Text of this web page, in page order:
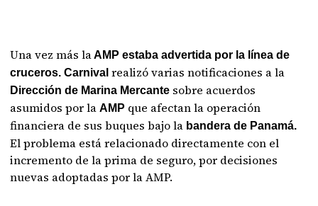
Una vez más laAMP estaba advertida por la línea de
cruceros. Carnivalrealizó varias notificaciones a la
Dirección de Marina Mercante sobre acuerdos
asumidos por laAMP que afectan la operación
financiera de sus buques bajo la bandera de Panamá.
El problema está relacionado directamente con el
incremento de la prima de seguro, por decisiones
nuevas adoptadas por la AMP.